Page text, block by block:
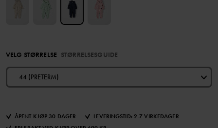
VELG STØRRELSE STØRRELSESGUIDE
44 (PRETERM)
ÅPENT KJØP 30 DAGER
LEVERINGSTID: 2-7 VIRKEDAGER